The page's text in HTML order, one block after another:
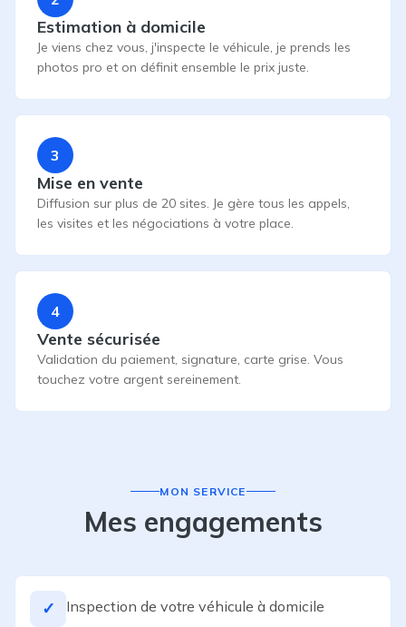
Estimation à domicile
Je viens chez vous, j'inspecte le véhicule, je prends les
photos pro et on définit ensemble le prix juste.
3
Mise en vente
Diffusion sur plus de 20 sites. Je gère tous les appels,
les visites et les négociations à votre place.
4
Vente sécurisée
Validation du paiement, signature, carte grise. Vous
touchez votre argent sereinement.
MON SERVICE
Mes engagements
✓ Inspection de votre véhicule à domicile